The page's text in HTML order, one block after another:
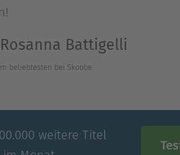
Battigelli
beliebtesten bei Skoobe
weitere Titel